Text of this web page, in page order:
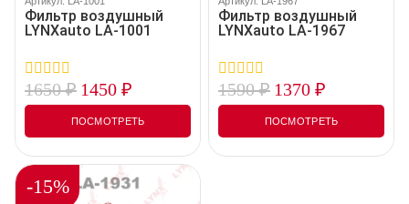
Фильтр воздушный
LYNXauto LA-1001
0
out
5
1650₽ 1450 ₽
ПОСМОТРЕТЬ
Фильтр воздушный
LYNXauto LA-1967
0
out
5
1590₽ 1370 ₽
ПОСМОТРЕТЬ
-15%